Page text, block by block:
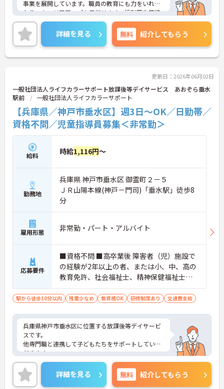
事業を展開しています。職員の教育にも力をいれて
おり、キャリアアップも目指せます。福利厚生等待
遇面の良さも魅力の一つ！ご興味のある方には、面
接対策ポイントなど、さらに詳細をお話しいたしま
すのでお気軽にご相談ください！
詳細を見る 無料 紹介してもらう
更新日：2026年06月02日
一般社団法人ライフカラーサポート放課後等デイサービス あおぞら垂水
駅前
一般社団法人ライフカラーサポート
【兵庫県／神戸市垂水区】週3日～OK／日勤帯／
資格不問／児童指導員募集＜非常勤＞
給料 時給1,116円～
勤務地
兵庫県 神戸市垂水区 御霊町２－５
ＪＲ山陽本線(神戸－門司)「垂水駅」徒歩8
分
雇用形態 非常勤・パート・アルバイト
応募要件
■資格不問 ■高卒業後 障害者（児）施設で
の経験が2年以上の者、または小、中、高の
教育免許、社会福祉士、精神保健福祉士、
幼稚園教諭 いずれかの資格保有者または大
学院・大学で社会福祉・心理・教育・社会
ブランクOK ■普通自動車運転免許必須
駅から徒歩10分以内 残業少なめ 無資格OK 研修制度あり 交通費支給
兵庫県神戸市垂水区に位置する放課後等デイサービ
スです。
他専門職と連携して子どもたちをサポートしていた
だきます。
週3日～のご勤務が可能ですので、プライベートと
の両立もしやすいです。
ご興味ある方には、面接対策ポイントなど、さらに
詳細を見る 無料 紹介してもらう